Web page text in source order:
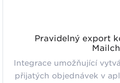
Pravidelný export
Integrace umožňující
přijatých objednávek v